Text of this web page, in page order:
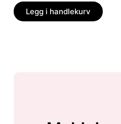
Legg i handlekurv